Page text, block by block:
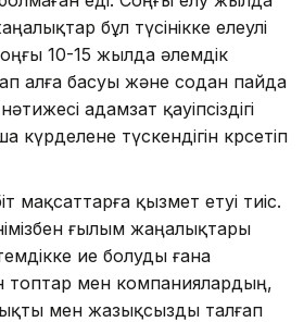
бұл түсінікке елеулі
соңғы 10-15 жылда әлемдік
алға басуы және содан пайда
адамзат қауіпсіздігі
күр­делене түскендігін көрсетіп
мақсаттарға қыз­мет етуі тиіс.
ғылым жаңалықтары
ие болуды ғана
топтар мен компаниялар­дың,
мен жазық­сыз­ды талғап